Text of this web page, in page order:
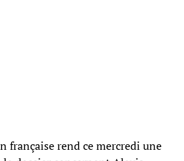
française rend ce mercredi une